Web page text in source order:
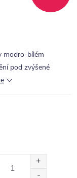
modro-bílém
pod zvýšené